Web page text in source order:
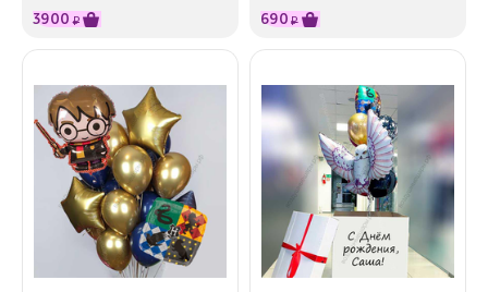
3900 ₽ 690 ₽